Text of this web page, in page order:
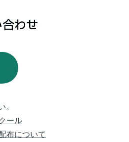
わせ
ール
布について